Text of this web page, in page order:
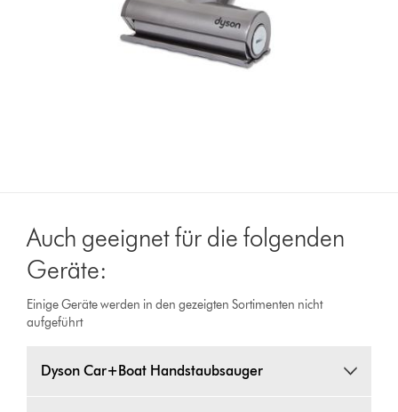
Auch geeignet für die folgenden
Geräte:
Einige Geräte werden in den gezeigten Sortimenten nicht
aufgeführt
Dyson Car+Boat Handstaubsauger